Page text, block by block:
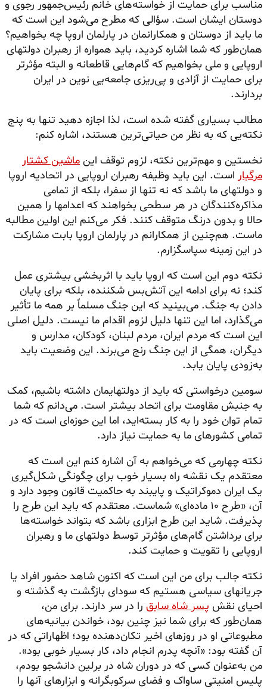
مناسب برای حمایت از خواسته‌های خانم رئیس‌جمهور رجوی و
دوستان ایشان است. سؤالی که مطرح می‌شود این است که
ما باید از دوستان و همکارانمان در پارلمان اروپا چه بخواهیم؟
همان‌طور که شما اشاره کردید، باید همواره از رهبران دولتهای
اروپایی و ملی بخواهیم که گام‌هایی قاطعانه و البته مؤثرتر
برای حمایت از آزادی و پی‌ریزی جامعه‌یی نوین در ایران
بردارند.
مطالب بسیاری گفته شده است، لذا اجازه دهید تنها به پنج
نکته‌یی که به نظر من حیاتی‌ترین هستند، اشاره کنم:
نخستین و مهم‌ترین نکته، لزوم توقف این ماشین کشتار
مرگبار است. این باید وظیفه رهبران اروپایی در اتحادیه اروپا
و دولتهای ما باشد که نه تنها از سفرا، بلکه از تمامی
مذاکره‌کنندگان در هر سطحی بخواهند که اعدامها را همین
حالا و بدون درنگ متوقف کنند. فکر می‌کنم این اولین مطالبه
ماست. هم‌چنین از همکارانم در پارلمان اروپا بابت مشارکت
در این زمینه سپاسگزارم.
نکته دوم این است که اروپا باید با اثربخشی بیشتری عمل
کند؛ نه برای ادامه این آتش‌بس شکننده، بلکه برای پایان
دادن به جنگ. می‌بینید که این جنگ مسلماً بر همه ما تأثیر
می‌گذارد، اما این تنها دلیل لزوم اقدام ما نیست. دلیل اصلی
این است که مردم ایران، مردم لبنان، کودکان، مدارس و
دیگران، همگی از این جنگ رنج می‌برند. این وضعیت باید
به‌زودی پایان یابد.
سومین درخواستی که باید از دولتهایمان داشته باشیم، کمک
به جنبش مقاومت برای اتحاد بیشتر است. می‌دانم که شما
تمام توان خود را به کار بسته‌اید، اما این حوزه‌ای است که در
تمامی کشورهای ما به حمایت نیاز دارد.
نکته چهارمی که می‌خواهم به آن اشاره کنم این است که
معتقدم یک نقشه راه بسیار خوب برای چگونگی شکل‌گیری
یک ایران دموکراتیک و پایبند به حاکمیت قانون وجود دارد و
آن، «طرح ۱۰ ماده‌ای» شماست. معتقدم که باید این طرح را
پذیرفت. شاید این طرح ابزاری باشد که بتواند خواسته‌ها
برای برداشتن گام‌های مؤثرتر توسط دولتهای ما و رهبران
اروپایی را تقویت و حمایت کند.
نکته جالب برای من این است که اکنون شاهد حضور افراد یا
جریانهای سیاسی هستیم که سودای بازگشت به گذشته و
احیای نقش پسر شاه سابق را در سر دارند. برای من،
همان‌طور که برای شما نیز چنین بود، خواندن بیانیه‌های
مطبوعاتی او در روزهای اخیر تکان‌دهنده بود؛ اظهاراتی که در
آن گفته بود: «آنچه پدرم انجام داد، کار بسیار خوبی بود».
من به‌عنوان کسی که در دوران شاه در برلین دانشجو بودم،
پلیس امنیتی ساواک و فضای سرکوبگرانه و ابزارهای آنها را